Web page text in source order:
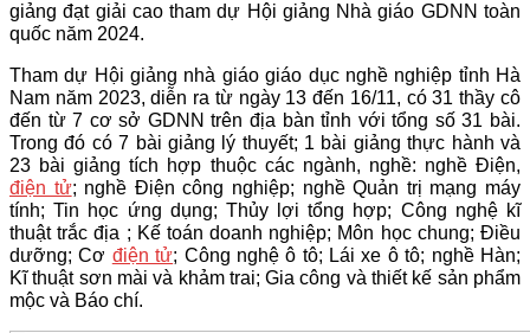
giảng đạt giải cao tham dự Hội giảng Nhà giáo GDNN toàn
quốc năm 2024.
Tham dự Hội giảng nhà giáo giáo dục nghề nghiệp tỉnh Hà
Nam năm 2023, diễn ra từ ngày 13 đến 16/11, có 31 thầy cô
đến từ 7 cơ sở GDNN trên địa bàn tỉnh với tổng số 31 bài.
Trong đó có 7 bài giảng lý thuyết; 1 bài giảng thực hành và
23 bài giảng tích hợp thuộc các ngành, nghề: nghề Điện,
điện tử; nghề Điện công nghiệp; nghề Quản trị mạng máy
tính; Tin học ứng dụng; Thủy lợi tổng hợp; Công nghệ kĩ
thuật trắc địa ; Kế toán doanh nghiệp; Môn học chung; Điều
dưỡng; Cơ điện tử; Công nghệ ô tô; Lái xe ô tô; nghề Hàn;
Kĩ thuật sơn mài và khảm trai; Gia công và thiết kế sản phẩm
mộc và Báo chí.